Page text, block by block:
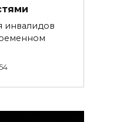
инвалидов